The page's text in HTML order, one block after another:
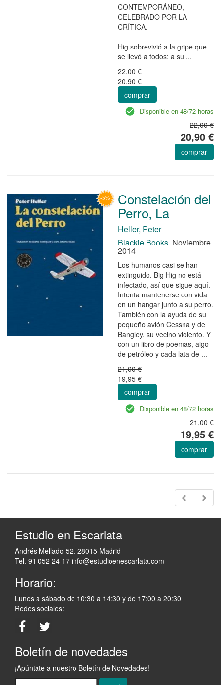
CONTEMPORÁNEO,
CELEBRADO POR LA
CRÍTICA.
Hig sobrevivió a la gripe que
se llevó a todos: a su ...
22,00 €
20,90 €
comprar
Disponible en 48/72 horas
22,00 €
20,90 €
comprar
Constelación del
Perro, La
Heller, Peter
Blackie Books. Noviembre
2014
Los humanos casi se han
extinguido. Big Hig no está
infectado, así que sigue aquí.
Intenta mantenerse con vida
en un hangar junto a su perro.
También con la ayuda de su
pequeño avión Cessna y de
Bangley, su vecino violento. Y
con un libro de poemas, algo
de petróleo y cada lata de ...
21,00 €
19,95 €
comprar
Disponible en 48/72 horas
21,00 €
19,95 €
comprar
Estudio en Escarlata
Andrés Mellado 52. 28015 Madrid
Tel. 91 052 24 17 info@estudioenescarlata.com
Horario:
Lunes a sábado de 10:30 a 14:30 y de 17:00 a 20:30
Redes sociales:
Boletín de novedades
¡Apúntate a nuestro Boletín de Novedades!